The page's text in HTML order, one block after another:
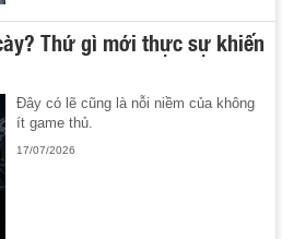
Thứ gì mới thực sự khiến
Đây có lẽ cũng là nỗi niềm của không
ít game thủ.
17/07/2026